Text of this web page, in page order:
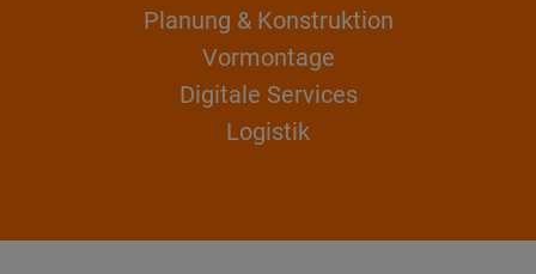
Planung & Konstruktion
Vormontage
Digitale Services
Logistik